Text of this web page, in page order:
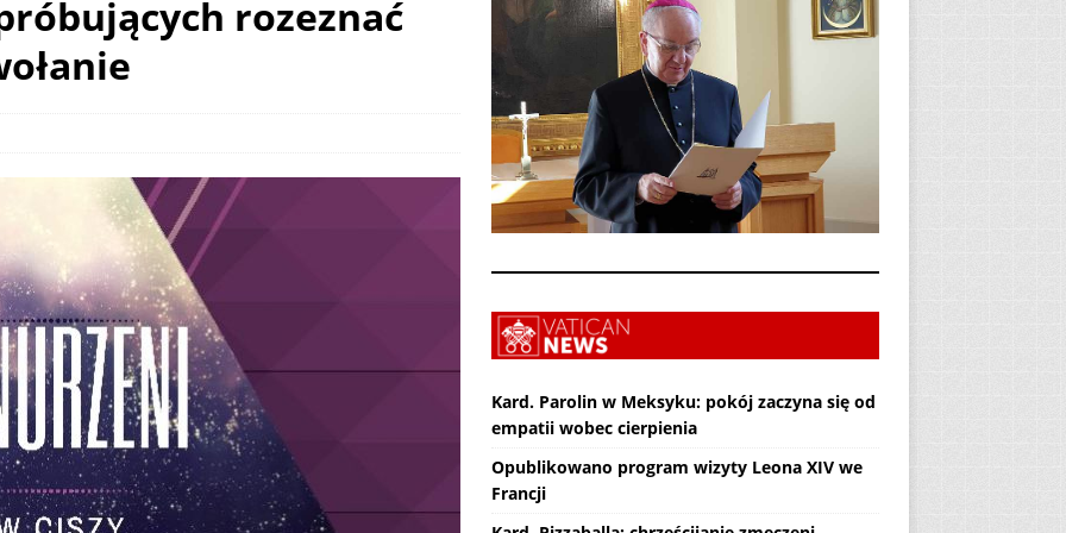
Apel na miesiąc abstynencji – sierpień 2026
Pot, śpiew, duch – pielgrzymka. SPOTKANIA Z WIARĄ w 19
rozeznać
Kard. Parolin w Meksyku: pokój zaczyna się od
empatii wobec cierpienia
Opublikowano program wizyty Leona XIV we
Francji